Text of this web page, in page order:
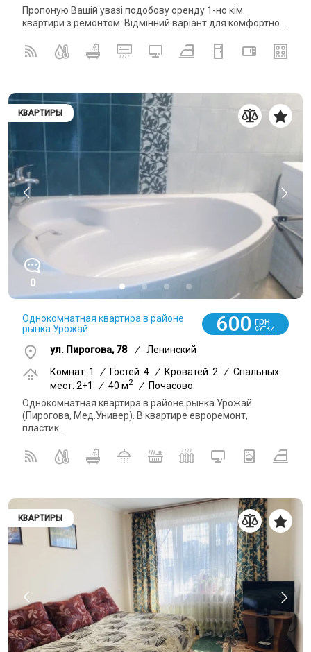
Пропоную Вашій увазі подобову оренду 1-но кім.
квартири з ремонтом. Відмінний варіант для комфортно...
КВАРТИРЫ
0
Однокомнатная квартира в районе
рынка Урожай
600 грн
СУТКИ
ул. Пирогова, 78 /
Ленинский
Комнат: 1
/ Гостей: 4 / Кроватей: 2 / Спальных
мест: 2+1
/ 40 м2 /
Почасово
Однокомнатная квартира в районе рынка Урожай
(Пирогова, Мед.Универ). В квартире евроремонт,
пластик...
КВАРТИРЫ